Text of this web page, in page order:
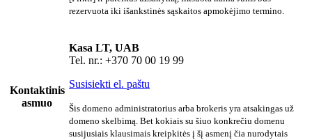
rezervuota iki išankstinės sąskaitos apmokėjimo termino.
Kontaktinis
asmuo
Kasa LT, UAB
Tel. nr.: +370 70 00 19 99
Susisiekti el. paštu
Šis domeno administratorius arba brokeris yra atsakingas už
domeno skelbimą. Bet kokiais su šiuo konkrečiu domenu
susijusiais klausimais kreipkitės į šį asmenį čia nurodytais